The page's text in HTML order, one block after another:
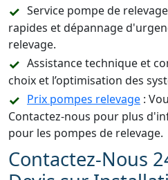
Service pompe de
rapides et dépannage
relevage.
Assistance technique et
choix et l’optimisation des
Prix pompes relevage :
Contactez-nous pour plus
pour les pompes de relevage.
Contactez-Nous